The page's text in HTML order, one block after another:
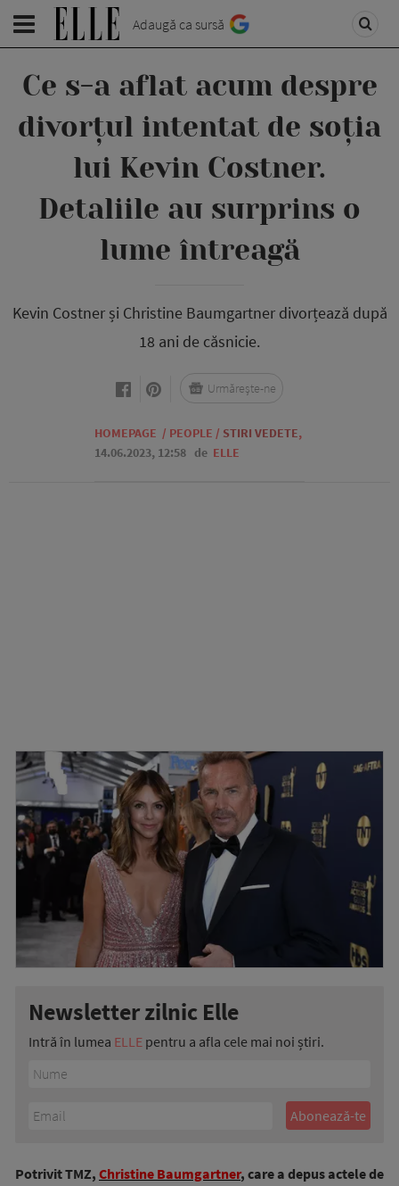
Adaugă ca sursă
Ce s-a aflat acum despre
divorțul intentat de soția
lui Kevin Costner.
Detaliile au surprins o
lume întreagă
Kevin Costner și Christine Baumgartner divorțează după
18 ani de căsnicie.
HOMEPAGE / PEOPLE / STIRI VEDETE,
14.06.2023, 12:58 de ELLE
Urmărește-ne
Newsletter zilnic Elle
Intră în lumea ELLE pentru a afla cele mai noi știri.
Potrivit TMZ, Christine Baumgartner, care a depus actele de